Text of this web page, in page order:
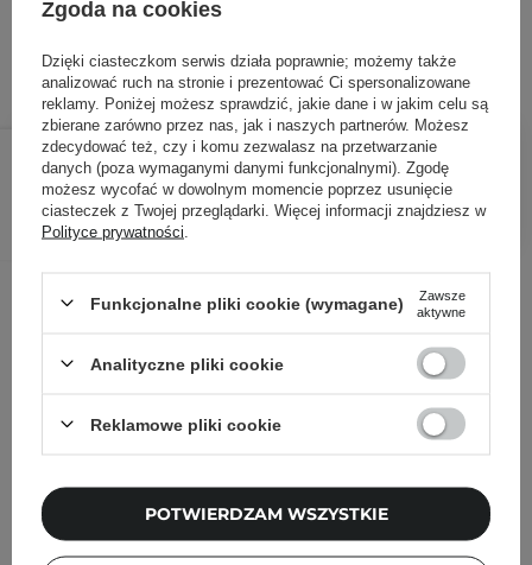
54,00 zł / szt.
DODAJ DO KOSZYKA
27,00 zł/100 ml, w tym VAT
Inni klienci sprawdzali również
Zgoda na cookies
Dzięki ciasteczkom serwis działa poprawnie; możemy także
analizować ruch na stronie i prezentować Ci spersonalizowane
reklamy. Poniżej możesz sprawdzić, jakie dane i w jakim celu są
zbierane zarówno przez nas, jak i naszych partnerów. Możesz
zdecydować też, czy i komu zezwalasz na przetwarzanie
danych (poza wymaganymi danymi funkcjonalnymi). Zgodę
możesz wycofać w dowolnym momencie poprzez usunięcie
ciasteczek z Twojej przeglądarki. Więcej informacji znajdziesz w
Polityce prywatności
Funkcjonalne pliki cookie (wymagane)
Zawsze
aktywne
Analityczne pliki cookie
Reklamowe pliki cookie
POTWIERDZAM WSZYSTKIE